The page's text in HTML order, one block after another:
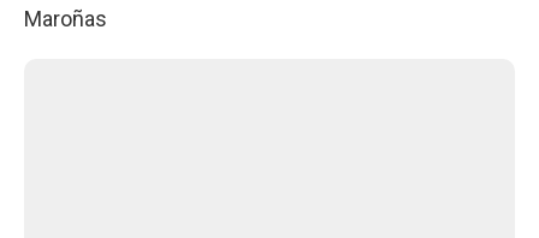
Maroñas